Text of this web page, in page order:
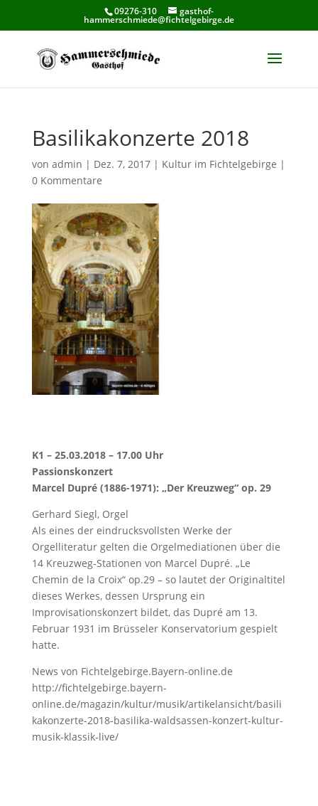
09276-310 gasthof-
hammerschmiede@fichtelgebirge.de
Basilikakonzerte 2018
von admin | Dez. 7, 2017| Kultur im Fichtelgebirge |
0 Kommentare
K1 – 25.03.2018 – 17.00 Uhr
Passionskonzert
Marcel Dupré (1886-1971): „Der Kreuzweg“ op. 29
Gerhard Siegl, Orgel
Als eines der eindrucksvollsten Werke der
Orgelliteratur gelten die Orgelmediationen über die
14 Kreuzweg-Stationen von Marcel Dupré. „Le
Chemin de la Croix“ op.29 – so lautet der Originaltitel
dieses Werkes, dessen Ursprung ein
Improvisationskonzert bildet, das Dupré am 13.
Februar 1931 im Brüsseler Konservatorium gespielt
hatte.
News von Fichtelgebirge.Bayern-online.de
http://fichtelgebirge.bayern-
online.de/magazin/kultur/musik/artikelansicht/basili
kakonzerte-2018-basilika-waldsassen-konzert-kultur-
musik-klassik-live/